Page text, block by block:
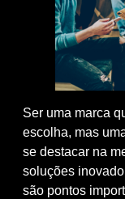
Ser uma marca
escolha, mas
se destacar na
soluções
são pontos